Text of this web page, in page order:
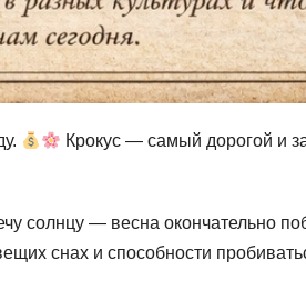
Крокус — самый дорогой и
солнцу — весна окончательно
снах и способности